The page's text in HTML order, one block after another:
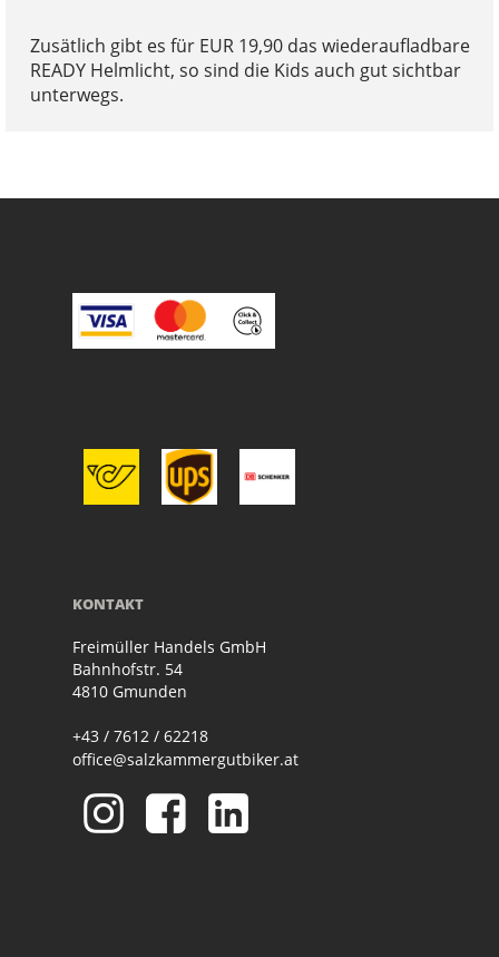
Zusätlich gibt es für EUR 19,90 das wiederaufladbare
READY Helmlicht, so sind die Kids auch gut sichtbar
unterwegs.
KONTAKT
Freimüller Handels GmbH
Bahnhofstr. 54
4810 Gmunden
+43 / 7612 / 62218
office@salzkammergutbiker.at